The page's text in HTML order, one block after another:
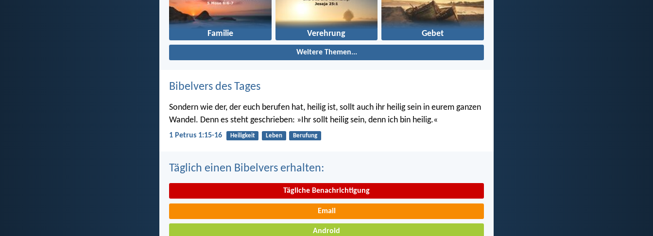
Familie Verehrung Gebet
Weitere Themen...
Bibelvers des Tages
Sondern wie der, der euch berufen hat, heilig ist, sollt auch ihr heilig sein in eurem ganzen
Wandel. Denn es steht geschrieben: »Ihr sollt heilig sein, denn ich bin heilig.«
1 Petrus 1:15-16 Heiligkeit Leben Berufung
Täglich einen Bibelvers erhalten:
Tägliche Benachrichtigung
Email
Android